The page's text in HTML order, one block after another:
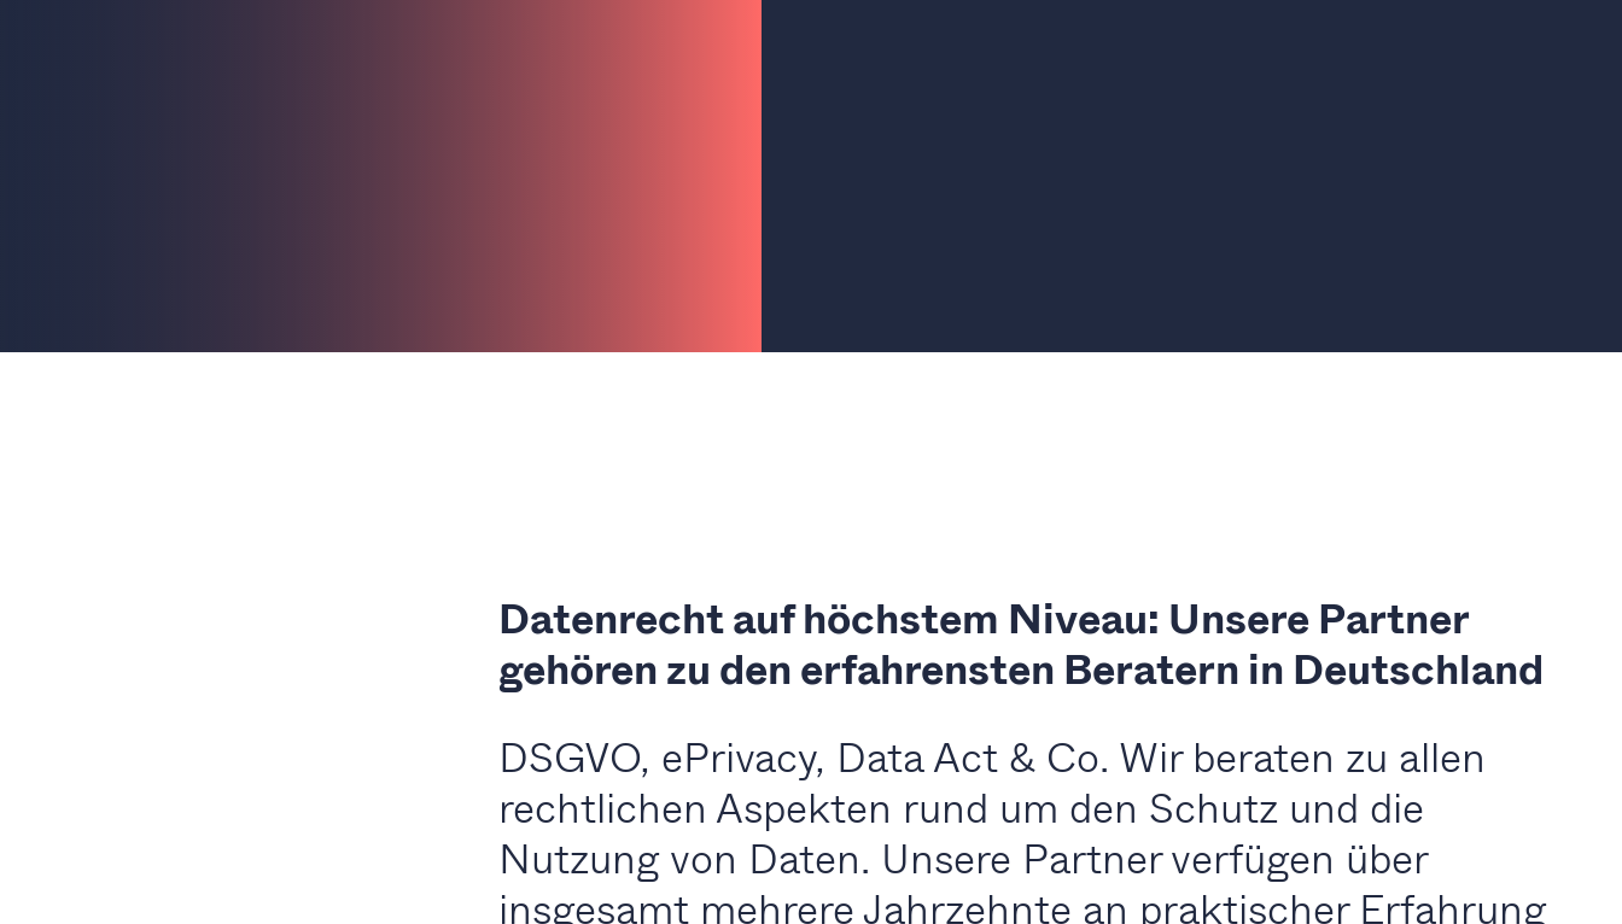
Datenrecht auf höchstem Niveau: Unsere Partner
gehören zu den erfahrensten Beratern in Deutschland
DSGVO, ePrivacy, Data Act & Co. Wir beraten zu allen
rechtlichen Aspekten rund um den Schutz und die
Nutzung von Daten. Unsere Partner verfügen über
insgesamt mehrere Jahrzehnte an praktischer Erfahrung